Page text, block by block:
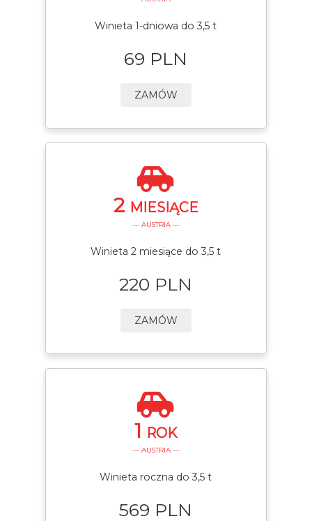
Winieta 1-dniowa do 3,5 t
69 PLN
ZAMÓW
2 MIESIĄCE
— AUSTRIA —
Winieta 2 miesiące do 3,5 t
220 PLN
ZAMÓW
1 ROK
— AUSTRIA —
Winieta roczna do 3,5 t
569 PLN